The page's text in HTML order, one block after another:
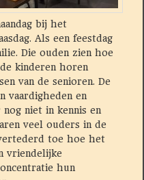
bij het
Als een feestdag
Die ouden zien hoe
kinderen horen
van de senioren. De
vaardigheden en
niet in kennis en
veel ouders in de
toe hoe het
vriendelijke
hun